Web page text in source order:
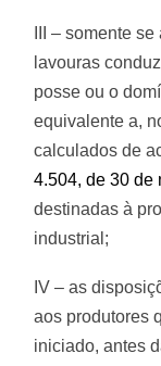
III – somente
lavouras
posse ou o
equivalente a,
calculados de
4.504, de 30 de
destinadas à
industrial;
IV – as
aos produtores
iniciado, antes